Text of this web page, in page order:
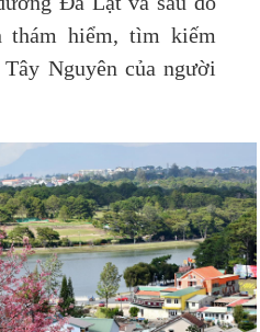
thám hiểm, tìm kiếm
Nguyên của người